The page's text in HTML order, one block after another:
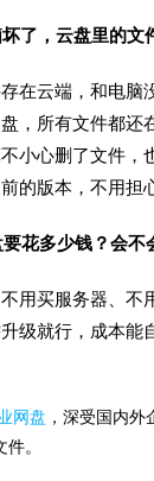
了，云盘里的文
在云端，和电脑
，所有文件都还
小心删了文件，
的版本，不用担
花多少钱？会不
用买服务器、不
级就行，成本能
网盘 ，深受国内
。